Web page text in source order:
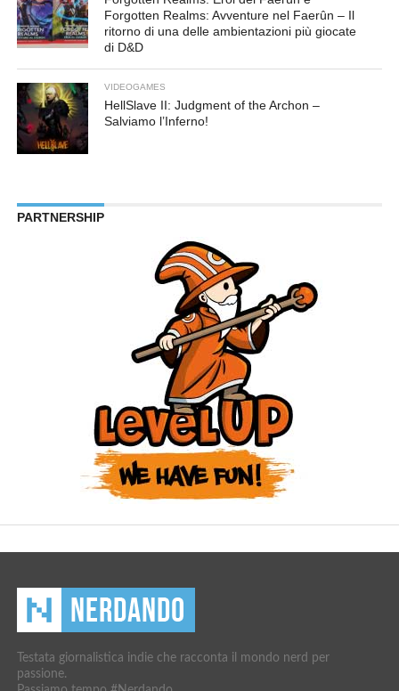
Forgotten Realms: Avventure nel Faerûn – Il
ritorno di una delle ambientazioni più giocate
di D&D
VIDEOGAMES
HellSlave II: Judgment of the Archon –
Salviamo l’Inferno!
PARTNERSHIP
Testata giornalistica indie che racconta il mondo nerd per
passione.